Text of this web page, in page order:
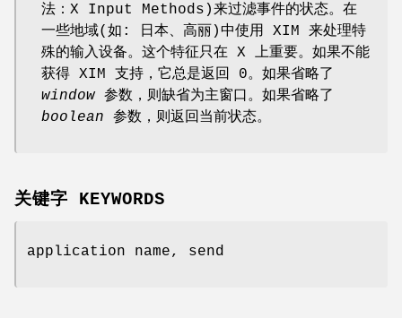
法：X Input Methods)来过滤事件的状态。在
一些地域(如: 日本、高丽)中使用 XIM 来处理特
殊的输入设备。这个特征只在 X 上重要。如果不能
获得 XIM 支持，它总是返回 0。如果省略了
window 参数，则缺省为主窗口。如果省略了
boolean 参数，则返回当前状态。
关键字 KEYWORDS
application name, send